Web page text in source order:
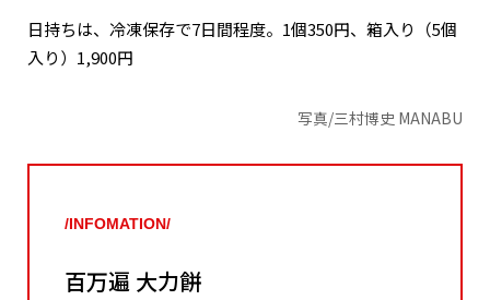
日持ちは、冷凍保存で7日間程度。1個350円、箱入り（5個
入り）1,900円
写真/三村博史 MANABU
/INFOMATION/
百万遍 大力餅